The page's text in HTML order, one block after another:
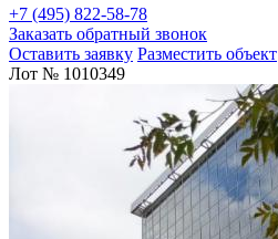
+7 (495) 822-58-78
Заказать обратный звонок
Оставить заявку Разместить объект
Лот № 1010349